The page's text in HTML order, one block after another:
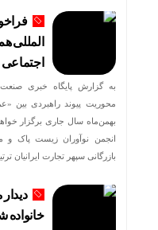
المللی
به گزارش پایگاه خبری صنعت
بهمن‌ماه سال جاری برگزار
انجمن نوآوران زیست پاک و
بازرگانی سپهر تجارت ایرانیان
خانواده